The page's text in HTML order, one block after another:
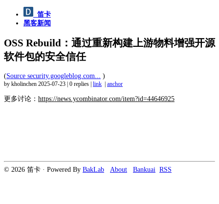
笛卡
黑客新闻
OSS Rebuild：通过重新构建上游物料增强开源
软件包的安全信任
(Source security.googleblog.com... )
by kholinchen 2025-07-23 0 replies link anchor
更多讨论： https://news.ycombinator.com/item?id=44646925
© 2026 笛卡 · Powered By BakLab About Bankuai RSS